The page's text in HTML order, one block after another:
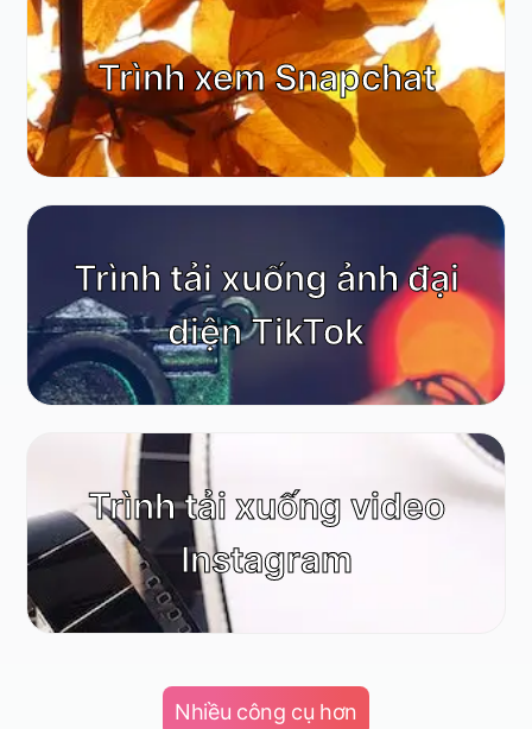
Trình xem Snapchat
Trình tải xuống ảnh đại
diện TikTok
Trình tải xuống video
Instagram
Nhiều công cụ hơn